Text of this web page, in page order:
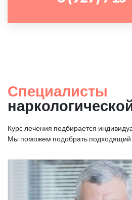
Специалисты
Курс лечения подбирается
Мы поможем подобрать подходящий